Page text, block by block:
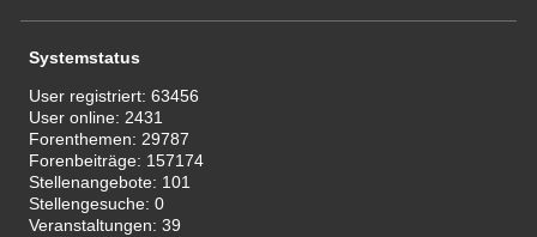
Systemstatus
User registriert:63456
User online: 2431
Forenthemen: 29787
Forenbeiträge: 157174
Stellenangebote: 101
Stellengesuche:0
Veranstaltungen:39